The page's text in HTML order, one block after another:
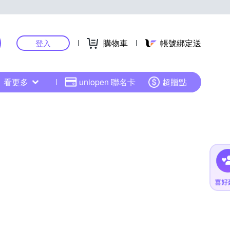
登入 購物車 帳號綁定送
看更多 uniopen 聯名卡 超贈點